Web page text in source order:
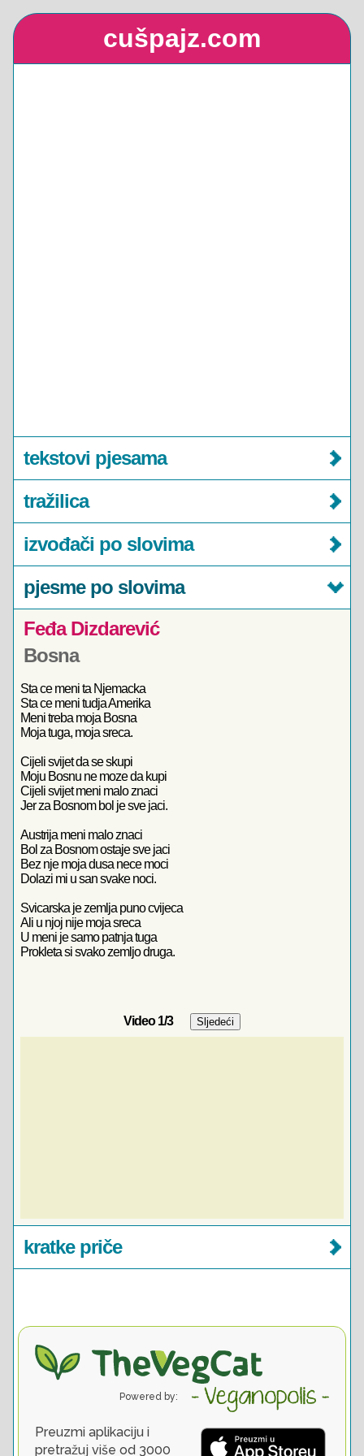
cušpajz.com
tekstovi pjesama
tražilica
izvođači po slovima
pjesme po slovima
Feđa Dizdarević
Bosna
Sta ce meni ta Njemacka
Sta ce meni tudja Amerika
Meni treba moja Bosna
Moja tuga, moja sreca.
Cijeli svijet da se skupi
Moju Bosnu ne moze da kupi
Cijeli svijet meni malo znaci
Jer za Bosnom bol je sve jaci.
Austrija meni malo znaci
Bol za Bosnom ostaje sve jaci
Bez nje moja dusa nece moci
Dolazi mi u san svake noci.
Svicarska je zemlja puno cvijeca
Ali u njoj nije moja sreca
U meni je samo patnja tuga
Prokleta si svako zemljo druga.
Video1/3
kratke priče